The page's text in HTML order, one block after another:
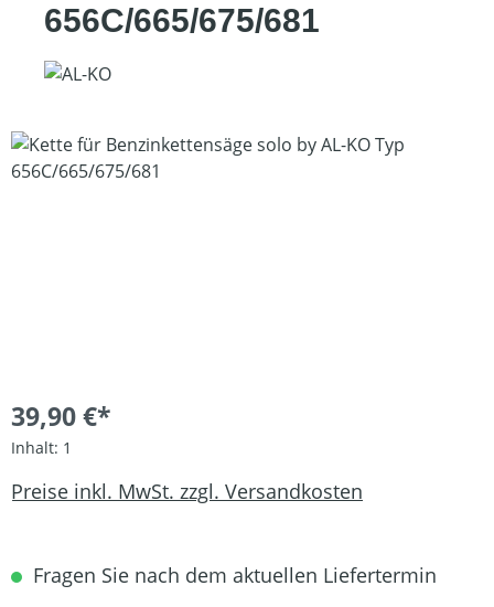
656C/665/675/681
Bildergalerie überspringen
39,90 €*
Inhalt: 1
Preise inkl. MwSt. zzgl. Versandkosten
Fragen Sie nach dem aktuellen Liefertermin